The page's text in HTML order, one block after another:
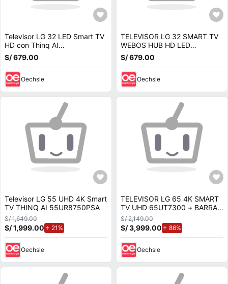
Televisor LG 32 LED Smart TV
HD con Thinq AI
32LQ600BPSA
S/ 679.00
Oechsle
TELEVISOR LG 32 SMART TV
WEBOS HUB HD LED
32LQ600BPSA
S/ 679.00
Oechsle
Televisor LG 55 UHD 4K Smart
TV THINQ AI 55UR8750PSA
S/ 1,649.00
S/ 1,999.00 21%
Oechsle
TELEVISOR LG 65 4K SMART
TV UHD 65UT7300 + BARRA
DE SONIDO
S/ 2,149.00
S/ 3,999.00 86%
Oechsle